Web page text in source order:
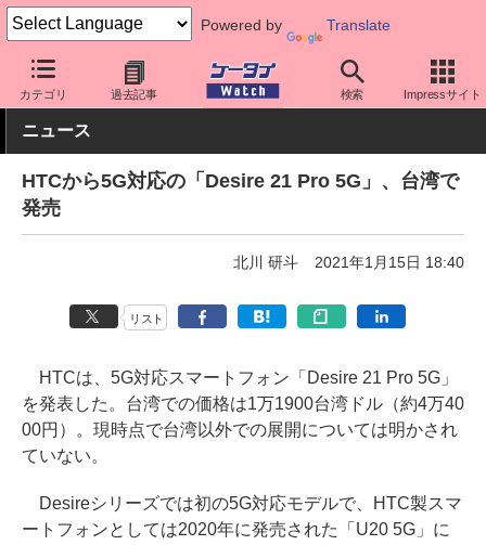
Powered by Translate
カテゴリ 過去記事 検索 Impressサイト
ケータイ Watch OS Android HTC
ニュース
HTCから5G対応の「Desire 21 Pro 5G」、台湾で
発売
北川 研斗 2021年1月15日 18:40
リスト
HTCは、5G対応スマートフォン「Desire 21 Pro 5G」
を発表した。台湾での価格は1万1900台湾ドル（約4万40
00円）。現時点で台湾以外での展開については明かされ
ていない。
Desireシリーズでは初の5G対応モデルで、HTC製スマ
ートフォンとしては2020年に発売された「U20 5G」に